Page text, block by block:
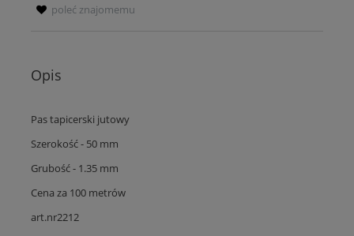
poleć znajomemu
Opis
Pas tapicerski jutowy
Szerokość - 50 mm
Grubość - 1.35 mm
Cena za 100 metrów
art.nr2212